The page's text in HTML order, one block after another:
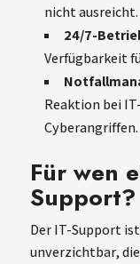
nicht ausreicht.
24/7-
Verfügbarkeit
Reaktion bei
Cyberangriffen.
Für wen
Support?
Der IT-Support
unverzichtbar,